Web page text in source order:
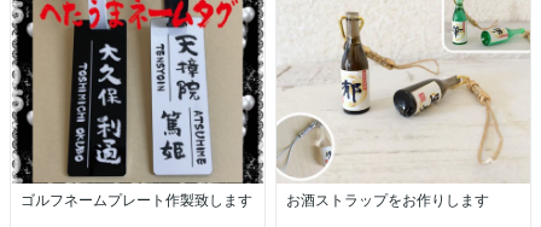
ゴルフネームプレート作製致します お酒ストラップをお作りします